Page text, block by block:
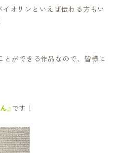
オリンといえば伝わる方もい
とができる作品なので、皆様に
』 です！